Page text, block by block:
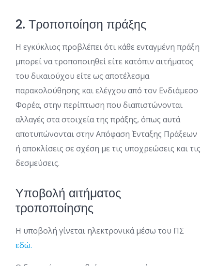
2. Τροποποίηση πράξης
Η εγκύκλιος προβλέπει ότι κάθε ενταγμένη πράξη
μπορεί να τροποποιηθεί είτε κατόπιν αιτήματος
του δικαιούχου είτε ως αποτέλεσμα
παρακολούθησης και ελέγχου από τον Ενδιάμεσο
Φορέα, στην περίπτωση που διαπιστώνονται
αλλαγές στα στοιχεία της πράξης, όπως αυτά
αποτυπώνονται στην Απόφαση Ένταξης Πράξεων
ή αποκλίσεις σε σχέση με τις υποχρεώσεις και τις
δεσμεύσεις.
Υποβολή αιτήματος
τροποποίησης
Η υποβολή γίνεται ηλεκτρονικά μέσω του ΠΣ
εδώ.